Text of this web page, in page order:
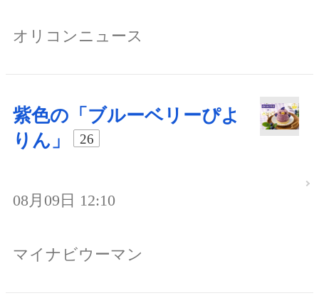
オリコンニュース
紫色の「ブルーベリーぴよ
りん」
26
08月09日 12:10
マイナビウーマン